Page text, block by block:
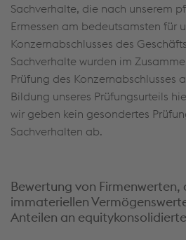
Sachverhalte, die nach unserem
Ermessen am bedeutsamsten für
Konzernabschlusses des
Sachverhalte wurden im
Prüfung des Konzernabschlusses
Bildung unseres Prüfungsurteils
wir geben kein gesondertes
Sachverhalten ab.
Bewertung von Firmenwerten,
immateriellen
Anteilen an